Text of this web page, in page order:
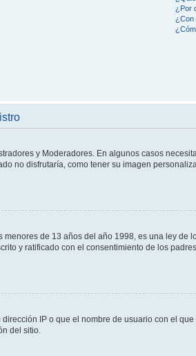
¿Por
¿Con
y Moderadores. En algunos casos
no disfrutaría, como tener su imagen
menores de 13 años del año 1998, es una ley
y ratificado con el consentimiento de los
IP o que el nombre de usuario con el
del sitio.